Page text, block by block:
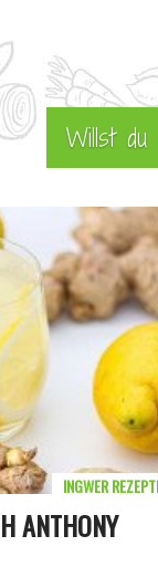
Willst
ANTHONY
INGWER